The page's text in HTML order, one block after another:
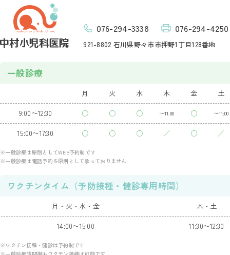
076-294-3338 076-294-4250
921-8802 石川県野々市市押野1丁目128番地
一般診療
月 火 水 木 金 土
9:00〜12:30 ○ ○ ○ 〜11:00 ○ 〜11:00
15:00〜17:30 ○ ○ ○ ／ ○ ／
※一般診療は原則としてWEB予約制です
※一般診療は電話予約を原則として承っておりません
ワクチンタイム（予防接種・健診専用時間）
月・火・水・金 木・土
14:00〜15:00 11:30〜12:30
※ワクチン接種・健診は予約制です